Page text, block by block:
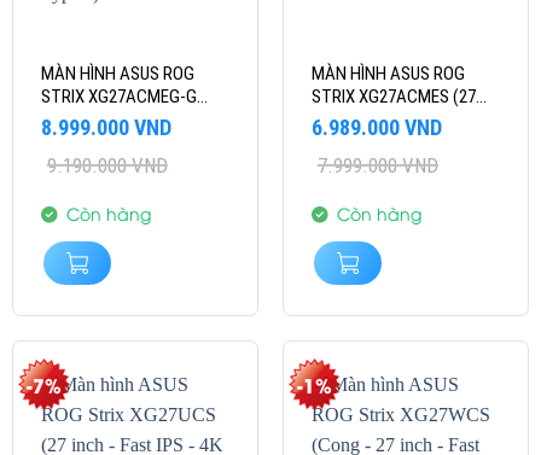
MÀN HÌNH ASUS ROG
STRIX XG27ACMEG-G
HATSUNE MIKU EDITION
(27 INCH – IPS – 2K – 1MS
– 260HZ – USB TYPEC)
9.190.000VND
Giá
là:
8.999.000VND
Giá
tại
8.999.000 VND.
Còn hàng
MÀN HÌNH ASUS ROG
STRIX XG27ACMES (27
INCH – IPS – 2K – 255HZ –
1MS)
7.999.000VND
Giá
là:
6.989.000VND
Giá
tại
6.989.000 VND.
Còn hàng
-7% -1%